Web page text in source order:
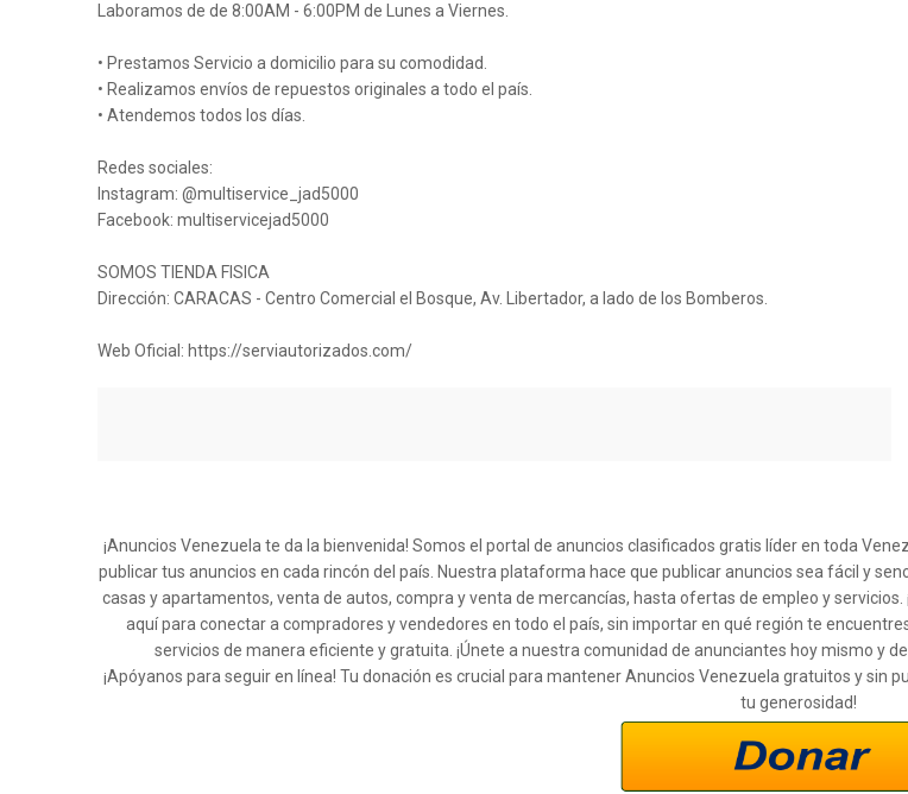
Laboramos de de 8:00AM - 6:00PM de Lunes a Viernes.
• Prestamos Servicio a domicilio para su comodidad.
• Realizamos envíos de repuestos originales a todo el país.
• Atendemos todos los días.
Redes sociales:
Instagram: @multiservice_jad5000
Facebook: multiservicejad5000
SOMOS TIENDA FISICA
Dirección: CARACAS - Centro Comercial el Bosque, Av. Libertador, a lado de los Bomberos.
Web Oficial: https://serviautorizados.com/
¡Anuncios Venezuela te da la bienvenida! Somos el portal de anuncios clasificados gratis líder en toda
publicar tus anuncios en cada rincón del país. Nuestra plataforma hace que publicar anuncios sea fácil y
casas y apartamentos, venta de autos, compra y venta de mercancías, hasta ofertas de empleo y
aquí para conectar a compradores y vendedores en todo el país, sin importar en qué región te
servicios de manera eficiente y gratuita. ¡Únete a nuestra comunidad de anunciantes hoy mismo y
¡Apóyanos para seguir en línea! Tu donación es crucial para mantener Anuncios Venezuela gratuitos y sin
tu generosidad!